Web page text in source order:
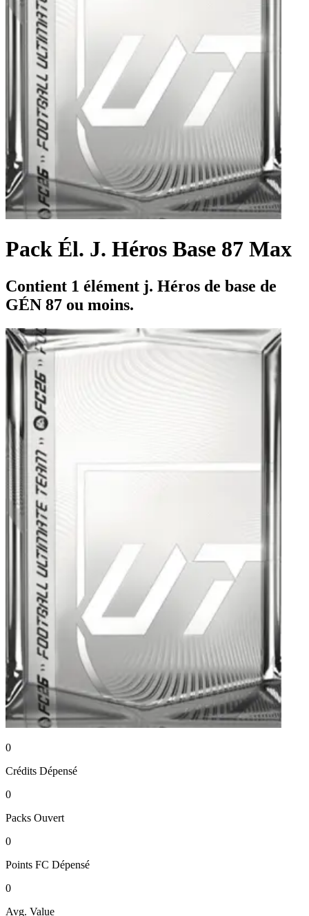
Pack Él. J. Héros Base 87 Max
Contient 1 élément j. Héros de base de
GÉN 87 ou moins.
0
Crédits Dépensé
0
Packs Ouvert
0
Points FC Dépensé
0
Avg. Value